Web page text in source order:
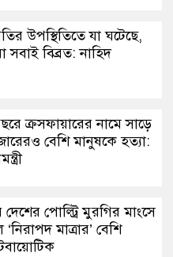
উপস্থিতিতে যা ঘটেছে,
বিব্রত: নাহিদ
ক্রসফায়ারের নামে সাড়ে
বেশি মানুষকে হত্যা:
পোল্ট্রি মুরগির মাংসে
মাত্রার’ বেশি